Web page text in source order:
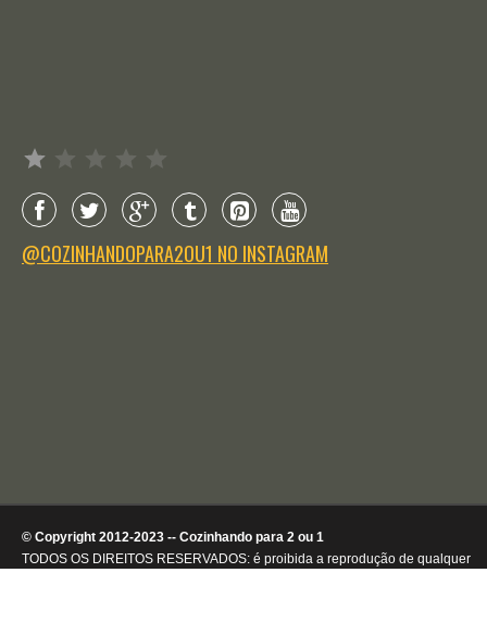
@COZINHANDOPARA2OU1 NO INSTAGRAM
© Copyright 2012-2023 -- Cozinhando para 2 ou 1
TODOS OS DIREITOS RESERVADOS: é proibida a reprodução de qualquer